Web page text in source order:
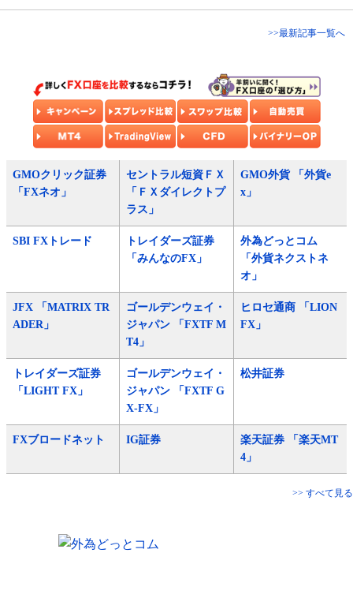
>>最新記事一覧へ
GMOクリック証券
「FXネオ」
セントラル短資ＦＸ
「ＦＸダイレクトプ
ラス」
GMO外貨 「外貨e
x」
SBI FXトレード
トレイダーズ証券
「みんなのFX」
外為どっとコム
「外貨ネクストネ
オ」
JFX 「MATRIX TR
ADER」
ゴールデンウェイ・
ジャパン 「FXTF M
T4」
ヒロセ通商 「LION
FX」
トレイダーズ証券
「LIGHT FX」
ゴールデンウェイ・
ジャパン 「FXTF G
X-FX」
松井証券
FXブロードネット IG証券
楽天証券 「楽天MT
4」
>> すべて見る